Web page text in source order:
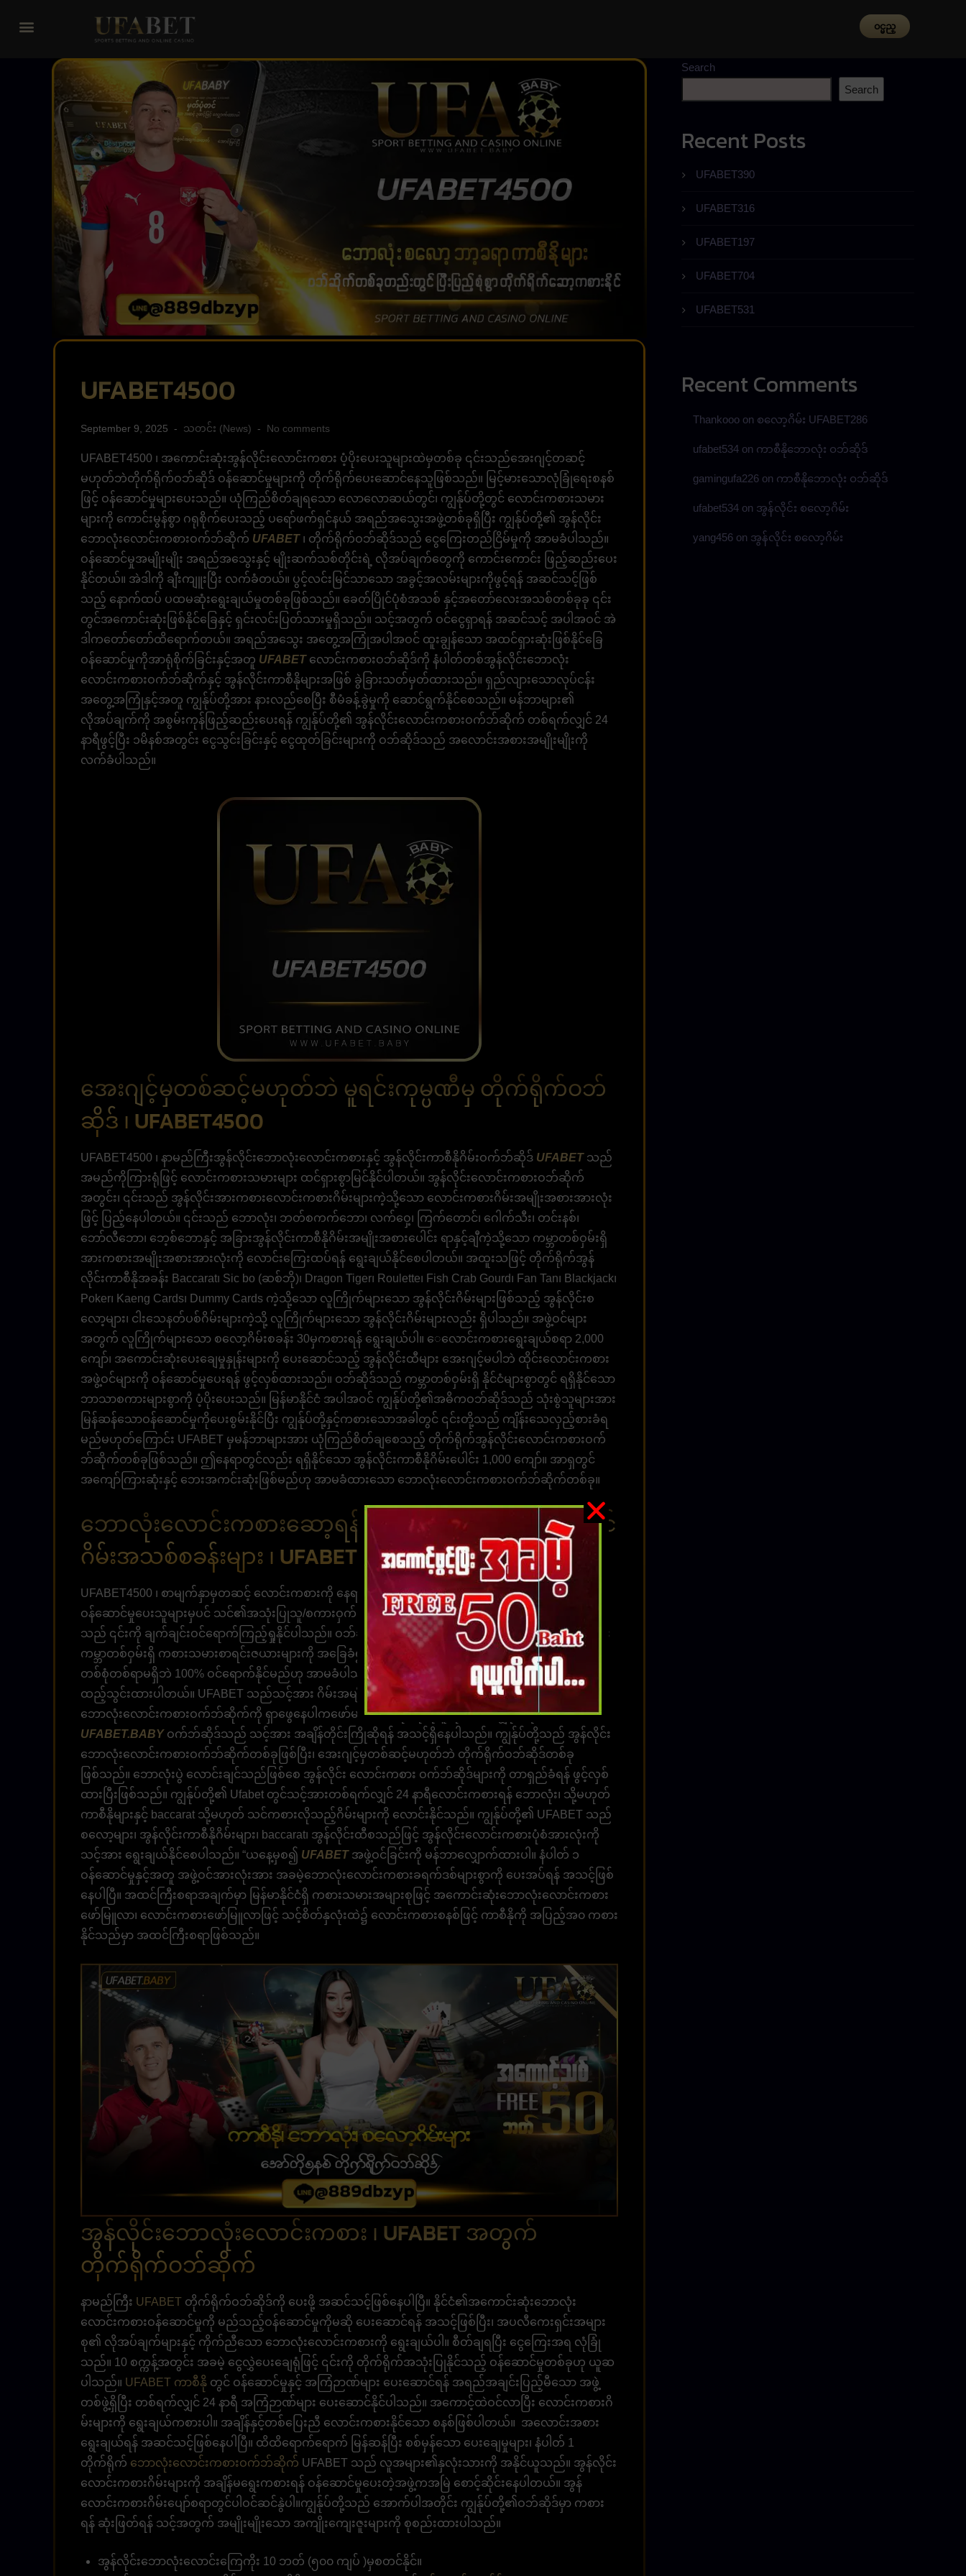
၀င္မည္
UFABET4500
September 9, 2025 သတင်း (News) No comments
UFABET4500 ၊ အကောင်းဆုံးအွန်လိုင်းလောင်းကစား ပံ့ပိုးပေးသူများထဲမှတစ်ခု ၎င်းသည်အေးဂျင့်တဆင့်
မဟုတ်ဘဲတိုက်ရိုက်ဝဘ်ဆိုဒ် ဝန်ဆောင်မှုများကို တိုက်ရိုက်ပေးဆောင်နေသူဖြစ်သည်။ မြင့်မားသောလုံခြုံရေးစနစ်
ဖြင့် ဝန်ဆောင်မှုများပေးသည်။ ယုံကြည်စိတ်ချရသော လောလောဆယ်တွင်၊ ကျွန်ုပ်တို့တွင် လောင်းကစားသမား
များကို ကောင်းမွန်စွာ ဂရုစိုက်ပေးသည့် ပရော်ဖက်ရှင်နယ် အရည်အသွေးအဖွဲ့တစ်ခုရှိပြီး ကျွန်ုပ်တို့၏ အွန်လိုင်း
ဘောလုံးလောင်းကစားဝက်ဘ်ဆိုက် UFABET၊ တိုက်ရိုက်ဝဘ်ဆိုဒ်သည် ငွေကြေးတည်ငြိမ်မှုကို အာမခံပါသည်။
ဝန်ဆောင်မှုအမျိုးမျိုး အရည်အသွေးနှင့် မျိုးဆက်သစ်တိုင်းရဲ့ လိုအပ်ချက်တွေကို ကောင်းကောင်း ဖြည့်ဆည်းပေး
နိုင်တယ်။ အဲဒါကို ချီးကျူးပြီး လက်ခံတယ်။ ပွင့်လင်းမြင်သာသော အခွင့်အလမ်းများကိုဖွင့်ရန် အဆင်သင့်ဖြစ်
သည့် နောက်ထပ် ပထမဆုံးရွေးချယ်မှုတစ်ခုဖြစ်သည်။ ခေတ်ပြိုင်ပုံစံအသစ် နှင့်အတော်လေးအသစ်တစ်ခုခု ၎င်း
တွင်အကောင်းဆုံးဖြစ်နိုင်ခြေနှင့် ရှင်းလင်းပြတ်သားမှုရှိသည်။ သင့်အတွက် ဝင်ငွေရှာရန် အဆင်သင့် အပါအဝင် အဲ
ဒါကတော်တော်ထိရောက်တယ်။ အရည်အသွေး အတွေ့အကြုံအပါအဝင် ထူးချွန်သော အထင်ရှားဆုံးဖြစ်နိုင်ခြေ
ဝန်ဆောင်မှုကိုအာရုံစိုက်ခြင်းနှင့်အတူ UFABETလောင်းကစားဝဘ်ဆိုဒ်ကို နံပါတ်တစ်အွန်လိုင်းဘောလုံး
လောင်းကစားဝက်ဘ်ဆိုက်နှင့် အွန်လိုင်းကာစီနိုများအဖြစ် ခွဲခြားသတ်မှတ်ထားသည်။ ရှည်လျားသောလုပ်ငန်း
အတွေ့အကြုံနှင့်အတူ ကျွန်ုပ်တို့အား နားလည်စေပြီး စီမံခန့်ခွဲမှုကို ဆောင်ရွက်နိုင်စေသည်။ မန်ဘာများ၏
လိုအပ်ချက်ကို အစွမ်းကုန်ဖြည့်ဆည်းပေးရန် ကျွန်ုပ်တို့၏ အွန်လိုင်းလောင်းကစားဝက်ဘ်ဆိုက် တစ်ရက်လျှင် 24
နာရီဖွင့်ပြီး ၁မိနစ်အတွင်း ငွေသွင်းခြင်းနှင့် ငွေထုတ်ခြင်းများကို ဝဘ်ဆိုဒ်သည် အလောင်းအစားအမျိုးမျိုးကို
လက်ခံပါသည်။
အေးဂျင့်မှတစ်ဆင့်မဟုတ်ဘဲ မူရင်းကုမ္ပဏီမှ တိုက်ရိုက်ဝဘ်
ဆိုဒ် ၊ UFABET4500
UFABET4500 ၊ နာမည်ကြီးအွန်လိုင်းဘောလုံးလောင်းကစားနှင့် အွန်လိုင်းကာစီနိုဂိမ်းဝက်ဘ်ဆိုဒ် UFABETသည်
အမည်ကိုကြားရုံဖြင့် လောင်းကစားသမားများ ထင်ရှားစွာမြင်နိုင်ပါတယ်။ အွန်လိုင်းလောင်းကစားဝဘ်ဆိုက်
အတွင်း၊ ၎င်းသည် အွန်လိုင်းအားကစားလောင်းကစားဂိမ်းများကဲ့သို့သော လောင်းကစားဂိမ်းအမျိုးအစားအားလုံး
ဖြင့် ပြည့်နေပါတယ်။ ၎င်းသည် ဘောလုံး၊ ဘတ်စကက်ဘော၊ လက်ဝှေ့၊ ကြက်တောင်၊ ဂေါက်သီး၊ တင်းနစ်၊
ဘော်လီဘော၊ ဘေ့စ်ဘောနှင့် အခြားအွန်လိုင်းကာစီနိုဂိမ်းအမျိုးအစားပေါင်း ရာနှင့်ချီကဲ့သို့သော ကမ္ဘာတစ်ဝှမ်းရှိ
အားကစားအမျိုးအစားအားလုံးကို လောင်းကြေးထပ်ရန် ရွေးချယ်နိုင်စေပါတယ်။ အထူးသဖြင့် တိုက်ရိုက်အွန်
လိုင်းကာစီနိုအခန်း Baccarat၊ Sic bo (ဆစ်ဘို)၊ Dragon Tiger၊ Roulette၊ Fish Crab Gourd၊ Fan Tan၊ Blackjack၊
Poker၊ Kaeng Cards၊ Dummy Cards ကဲ့သို့သော လူကြိုက်များသော အွန်လိုင်းဂိမ်းများဖြစ်သည့် အွန်လိုင်းစ
လော့များ၊ ငါးသေနတ်ပစ်ဂိမ်းများကဲ့သို့ လူကြိုက်များသော အွန်လိုင်းဂိမ်းများလည်း ရှိပါသည်။ အဖွဲ့ဝင်များ
အတွက် လူကြိုက်များသော စလော့ဂိမ်းစခန်း 30မှကစားရန် ရွေးချယ်ပါ။ ‌ေလောင်းကစားရွေးချယ်စရာ 2,000
ကျော်၊ အကောင်းဆုံးပေးချေမှုနှုန်းများကို ပေးဆောင်သည့် အွန်လိုင်းထီများ အေးဂျင့်မပါဘဲ ထိုင်းလောင်းကစား
အဖွဲ့ဝင်များကို ဝန်ဆောင်မှုပေးရန် ဖွင့်လှစ်ထားသည်။ ဝဘ်ဆိုဒ်သည် ကမ္ဘာတစ်ဝှမ်းရှိ နိုင်ငံများစွာတွင် ရရှိနိုင်သော
ဘာသာစကားများစွာကို ပံ့ပိုးပေးသည်။ မြန်မာနိုင်ငံ အပါအဝင် ကျွန်ုပ်တို့၏အဓိကဝဘ်ဆိုဒ်သည် သုံးစွဲသူများအား
မြန်ဆန်သောဝန်ဆောင်မှုကိုပေးစွမ်းနိုင်ပြီး ကျွန်ုပ်တို့နှင့်ကစားသောအခါတွင် ၎င်းတို့သည် ကျိန်းသေလှည့်စားခံရ
မည်မဟုတ်ကြောင်း UFABET မှမန်ဘာများအား ယုံကြည်စိတ်ချစေသည့် တိုက်ရိုက်အွန်လိုင်းလောင်းကစားဝက်
ဘ်ဆိုက်တစ်ခုဖြစ်သည်။ ဤနေရာတွင်လည်း ရရှိနိုင်သော အွန်လိုင်းကာစီနိုဂိမ်းပေါင်း 1,000 ကျော်။ အာရှတွင်
အကျော်ကြားဆုံးနှင့် ဘေးအကင်းဆုံးဖြစ်မည်ဟု အာမခံထားသော ဘောလုံးလောင်းကစားဝက်ဘ်ဆိုက်တစ်ခု။
ဘောလုံးလောင်းကစားဆော့ရန် တိုက်ရိုက်ဝဘ်ဆိုဒ်လော့အင်
ဂိမ်းအသစ်စခန်းများ ၊ UFABET4500
UFABET4500 ၊ စာမျက်နှာမှတဆင့် လောင်းကစားကို နေရာမရွေး အလွယ်တကူ ဝင်ရောက်ကြည့်ရှုနိုင်ပြီး
ဝန်ဆောင်မှုပေးသူများမှပင် သင်၏အသုံးပြုသူ/စကားဝှက်ကိုဖြည့်ပြီး သင့်ကိုယ်ပိုင်လောင်းကစားအသုံးပြုသူ
သည် ၎င်းကို ချက်ချင်းဝင်ရောက်ကြည့်ရှုနိုင်ပါသည်။ ဝဘ်ဆိုဒ်သည် အလွန်ကောင်းမွန်ပြီး အသုံးပြုရလွယ်ကူပြီး
ကမ္ဘာတစ်ဝှမ်းရှိ ကစားသမားစာရင်းဇယားများကို အခြေခံ၍ နိုင်ငံတကာတွင် လူကြိုက်များပြီး ပြဿနာ
တစ်စုံတစ်ရာမရှိဘဲ 100% ဝင်ရောက်နိုင်မည်ဟု အာမခံပါသည်။ UFABET နောက်ဆုံးဂိမ်းစခန်းသစ်များလက်ရှိ
ထည့်သွင်းထားပါတယ်။ UFABET သည်သင့်အား ဂိမ်းအမျိုးမျိုးတွင် လောင်းကစားရန် အသင့်ရှိသော အွန်လိုင်း
ဘောလုံးလောင်းကစားဝက်ဘ်ဆိုက်ကို ရှာဖွေနေပါကဖော်မတ်အားလုံးကို ရယူလိုက်ပါ။ ကျွန်ုပ်တို့၏
UFABET.BABYဝက်ဘ်ဆိုဒ်သည် သင့်အား အချိန်တိုင်းကြိုဆိုရန် အသင့်ရှိနေပါသည်။ ကျွန်ုပ်တို့သည် အွန်လိုင်း
ဘောလုံးလောင်းကစားဝက်ဘ်ဆိုက်တစ်ခုဖြစ်ပြီး၊ အေးဂျင့်မှတစ်ဆင့်မဟုတ်ဘဲ တိုက်ရိုက်ဝဘ်ဆိုဒ်တစ်ခု
ဖြစ်သည်။ ဘောလုံးပွဲ လောင်းချင်သည်ဖြစ်စေ အွန်လိုင်း လောင်းကစား ဝက်ဘ်ဆိုဒ်များကို တာရှည်ခံရန် ဖွင့်လှစ်
ထားပြီးဖြစ်သည်။ ကျွန်ုပ်တို့၏ Ufabet တွင်သင့်အားတစ်ရက်လျှင် 24 နာရီလောင်းကစားရန် ဘောလုံး၊ သို့မဟုတ်
ကာစီနိုများနှင့် baccarat သို့မဟုတ် သင်ကစားလိုသည့်ဂိမ်းများကို လောင်းနိုင်သည်။ ကျွန်ုပ်တို့၏ UFABET သည်
စလော့များ၊ အွန်လိုင်းကာစီနိုဂိမ်းများ၊ baccarat၊ အွန်လိုင်းထီစသည်ဖြင့် အွန်လိုင်းလောင်းကစားပုံစံအားလုံးကို
သင့်အား ရွေးချယ်နိုင်စေပါသည်။ “ယနေ့မှစ၍ UFABETအဖွဲ့ဝင်ခြင်းကို မန်ဘာလျှောက်ထားပါ။ နံပါတ် ၁
ဝန်ဆောင်မှုနှင့်အတူ အဖွဲ့ဝင်အားလုံးအား အခမဲ့ဘောလုံးလောင်းကစားခရက်ဒစ်များစွာကို ပေးအပ်ရန် အသင့်ဖြစ်
နေပါပြီ။ အထင်ကြီးစရာအချက်မှာ မြန်မာနိုင်ငံရှိ ကစားသမားအများစုဖြင့် အကောင်းဆုံးဘောလုံးလောင်းကစား
ဖော်မြူလာ၊ လောင်းကစားဖော်မြူလာဖြင့် သင့်စိတ်နှလုံးထဲ၌ လောင်းကစားစနစ်ဖြင့် ကာစီနိုကို အပြည့်အ၀ ကစား
နိုင်သည်မှာ အထင်ကြီးစရာဖြစ်သည်။
အွန်လိုင်းဘောလုံးလောင်းကစား ၊ UFABET အတွက်
တိုက်ရိုက်ဝဘ်ဆိုက်
နာမည်ကြီး UFABET တိုက်ရိုက်ဝဘ်ဆိုဒ်ကို ပေးဖို့ အဆင်သင့်ဖြစ်နေပါပြီ။ နိုင်ငံ၏အကောင်းဆုံးဘောလုံး
လောင်းကစားဝန်ဆောင်မှုကို မည်သည့်ဝန်ဆောင်မှုကိုမဆို ပေးဆောင်ရန် အသင့်ဖြစ်ပြီး၊ အပလီကေးရှင်းအများ
စု၏ လိုအပ်ချက်များနှင့် ကိုက်ညီသော ဘောလုံးလောင်းကစားကို ရွေးချယ်ပါ။ စီတ်ချရပြီး ငွေကြေးအရ လုံခြုံ
သည်။ 10 စက္ကန့်အတွင်း အခမဲ့ ငွေလွှဲပေးချေရုံဖြင့် ၎င်းကို တိုက်ရိုက်အသုံးပြုနိုင်သည့် ဝန်ဆောင်မှုတစ်ခုဟု ယူဆ
ပါသည်။ UFABET ကာစီနို တွင် ဝန်ဆောင်မှုနှင့် အကြံဉာဏ်များ ပေးဆောင်ရန် အရည်အချင်းပြည့်မီသော အဖွဲ့
တစ်ဖွဲ့ရှိပြီး တစ်ရက်လျှင် 24 နာရီ အကြံဉာဏ်များ ပေးဆောင်နိုင်ပါသည်။ အကောင့်ထဲဝင်လာပြီး လောင်းကစားဂိ
မ်းများကို ရွေးချယ်ကစားပါ။ အချိန်နှင့်တစ်ပြေးညီ လောင်းကစားနိုင်သော စနစ်ဖြစ်ပါတယ်။ အလောင်းအစား
ရွေးချယ်ရန် အဆင်သင့်ဖြစ်နေပါပြီ။ ထိထိရောက်ရောက် မြန်ဆန်ပြီး စစ်မှန်သော ပေးချေမှုများ၊ နံပါတ် 1
တိုက်ရိုက် ဘောလုံးလောင်းကစားဝက်ဘ်ဆိုက် UFABET သည် လူအများ၏နှလုံးသားကို အနိုင်ယူသည်။ အွန်လိုင်း
လောင်းကစားဂိမ်းများကို အချိန်မရွေးကစားရန် ဝန်ဆောင်မှုပေးတဲ့အဖွဲ့ကအမြဲ စောင့်ဆိုင်းနေပါတယ်။ အွန်
လောင်းကစားဂိမ်းပျော်စရာတွင်ပါဝင်ဆင်နွဲပါ။ကျွန်ုပ်တို့သည် အောက်ပါအတိုင်း ကျွန်ုပ်တို့၏ဝဘ်ဆိုဒ်မှာ ကစား
ရန် ဆုံးဖြတ်ရန် သင့်အတွက် အမျိုးမျိုးသော အကျိုးကျေးဇူးများကို စုစည်းထားပါသည်။
အွန်လိုင်းဘောလုံးလောင်းကြေကိုး 10 ဘတ် (၅၀၀ ကျပ် )မှစတင်နိုင်။
Search
Search
Recent Posts
UFABET390
UFABET316
UFABET197
UFABET704
UFABET531
Recent Comments
Thankooo on စလော့ဂိမ်း UFABET286
ufabet534 on ကာစီနိုဘောလုံး ဝဘ်ဆိုဒ်
gamingufa226 on ကာစီနိုဘောလုံး ဝဘ်ဆိုဒ်
ufabet534 on အွန်လိုင်း စလော့ဂိမ်း
yang456 on အွန်လိုင်း စလော့ဂိမ်း